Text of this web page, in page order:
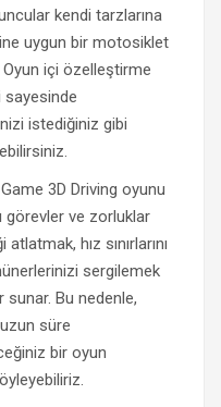
kendi tarzlarına
uygun bir motosiklet
Oyun içi özelleştirme
sayesinde
istediğiniz gibi
3D Driving oyunu
görevler ve zorluklar
hız sınırlarını
sergilemek
sunar. Bu nedenle,
uzun süre
bir oyun